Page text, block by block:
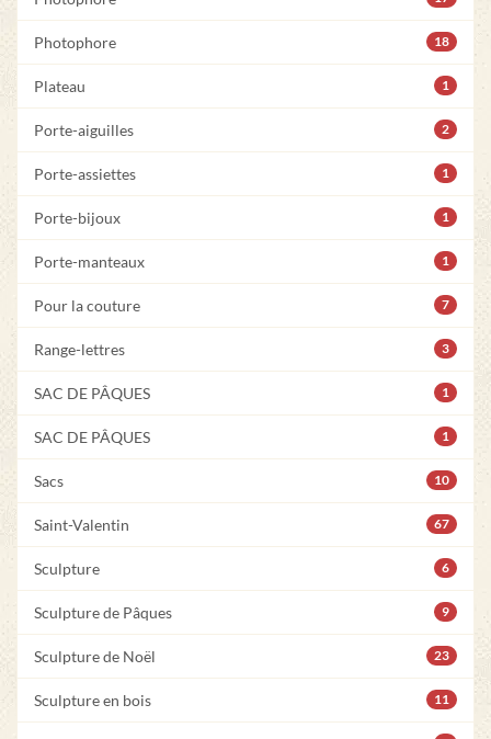
Photophore 18
Plateau 1
Porte-aiguilles 2
Porte-assiettes 1
Porte-bijoux 1
Porte-manteaux 1
Pour la couture 7
Range-lettres 3
SAC DE PÂQUES 1
SAC DE PÂQUES 1
Sacs 10
Saint-Valentin 67
Sculpture 6
Sculpture de Pâques 9
Sculpture de Noël 23
Sculpture en bois 11